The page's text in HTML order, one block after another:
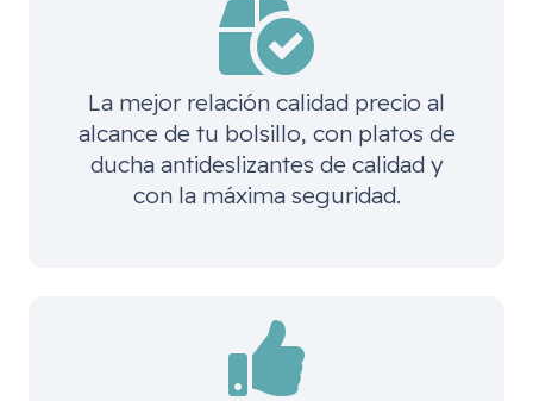
La mejor relación calidad precio al
alcance de tu bolsillo, con platos de
ducha antideslizantes de calidad y
con la máxima seguridad.